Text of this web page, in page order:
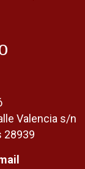
Valencia s/n
28939